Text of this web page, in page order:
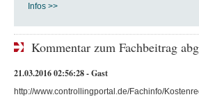
Infos >>
Kommentar zum Fachbeitrag
21.03.2016 02:56:28 - Gast
http://www.controllingportal.de/Fachinfo/